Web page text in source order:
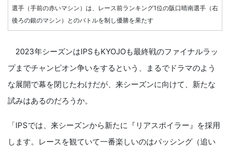
選手（手前の赤いマシン）は、レース前ランキング1位の阪口晴南選手（右
後ろの銀のマシン）とのバトルを制し優勝を果たす
2023年シーズンはIPSもKYOJOも最終戦のファイナルラッ
プまでチャンピオン争いをするという、まるでドラマのよう
な展開で幕を閉じたわけだが、来シーズンに向けて、新たな
試みはあるのだろうか。
「IPSでは、来シーズンから新たに『リアスポイラー』を採用
します。レースを観ていて一番楽しいのはパッシング（追い